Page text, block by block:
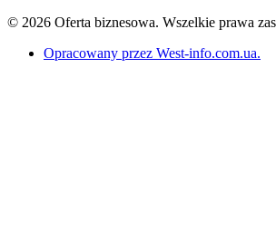
© 2026 Oferta biznesowa. Wszelkie prawa
Opracowany przez West-info.com.ua.